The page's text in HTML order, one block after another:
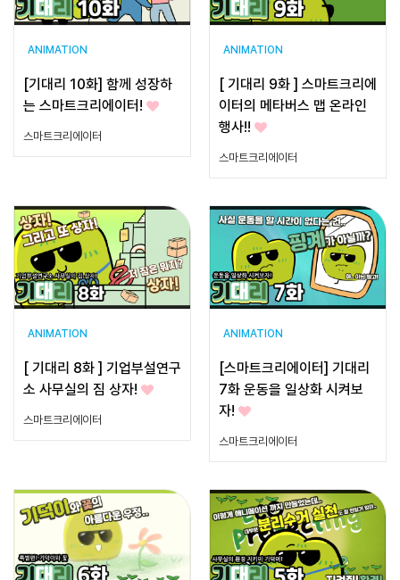
ANIMATION
[기대리 10화] 함께 성장하
는 스마트크리에이터!
스마트크리에이터
ANIMATION
[ 기대리 9화 ] 스마트크리에
이터의 메타버스 맵 온라인
행사!!
스마트크리에이터
ANIMATION
[ 기대리 8화 ] 기업부설연구
소 사무실의 짐 상자!
스마트크리에이터
ANIMATION
[스마트크리에이터] 기대리
7화 운동을 일상화 시켜보
자!
스마트크리에이터